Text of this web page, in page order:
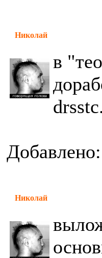
Николай
в
drsstc.
Николай